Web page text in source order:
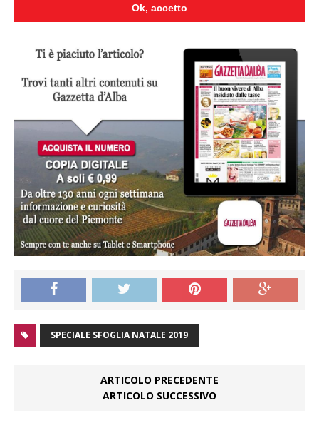
SPECIALE SFOGLIA NATALE 2019
ARTICOLO PRECEDENTE
ARTICOLO SUCCESSIVO